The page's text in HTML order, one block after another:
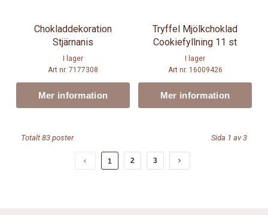
Chokladdekoration
Stjärnanis
I lager
Art nr. 7177308
Mer information
Tryffel Mjölkchoklad
Cookiefyllning 11 st
I lager
Art nr. 16009426
Mer information
Totalt 83 poster Sida 1 av 3
1 2 3